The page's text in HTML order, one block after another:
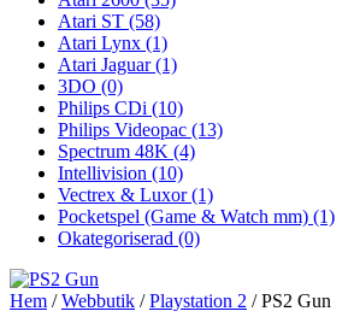
Atari ST (58)
Atari Lynx (1)
Atari Jaguar(1)
3DO (0)
Philips CDi (10)
Philips Videopac (13)
Spectrum 48K (4)
Intellivision (10)
Vectrex & Luxor(1)
Pocketspel (Game & Watch mm) (1)
Okategoriserad (0)
Hem /Webbutik /Playstation 2 / PS2 Gun